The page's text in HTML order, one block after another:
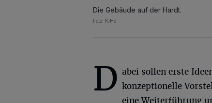
Die Gebäude auf der Hardt.
Foto: KiHo
D abei sollen erste
konzeptionelle
eine Weiterführung